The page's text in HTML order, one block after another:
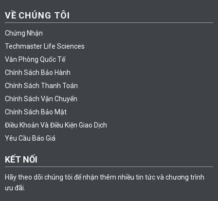
VỀ CHÚNG TÔI
Chứng Nhận
Techmaster Life Sciences
Văn Phòng Quốc Tế
Chính Sách Bảo Hành
Chính Sách Thanh Toán
Chính Sách Vận Chuyển
Chính Sách Bảo Mật
Điều Khoản Và Điều Kiện Giao Dịch
Yêu Cầu Báo Giá
KẾT NỐI
Hãy theo dõi chúng tôi để nhận thêm nhiều tin tức và chương trình
ưu đãi.